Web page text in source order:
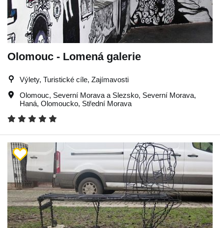
Olomouc - Lomená galerie
Výlety, Turistické cíle, Zajímavosti
Olomouc, Severní Morava a Slezsko, Severní Morava,
Haná, Olomoucko, Střední Morava